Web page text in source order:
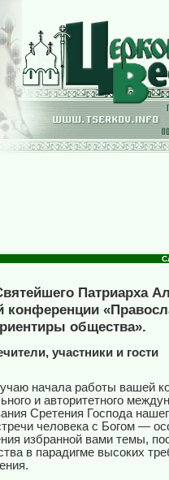
Патриарха
конференции
общества».
участники и гости
начала работы вашей
и авторитетного
Сретения Господа
человека с Богом —
избранной вами темы,
в парадигме высоких